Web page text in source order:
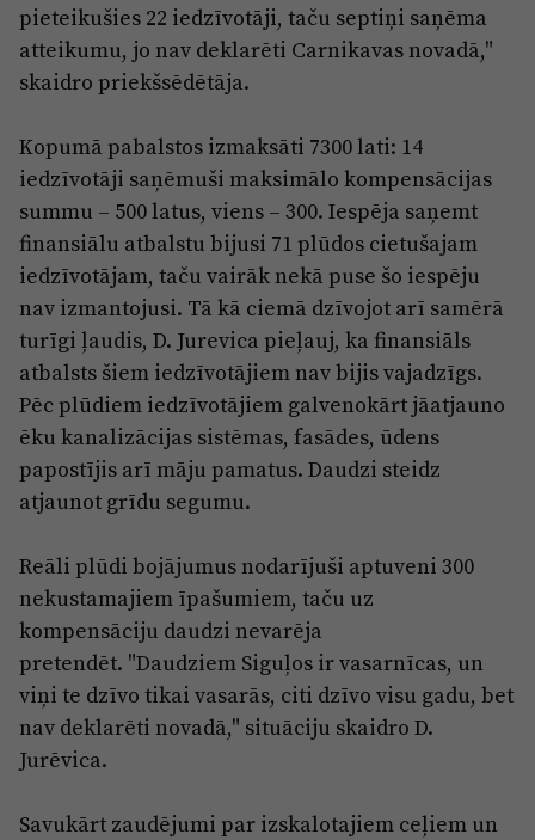
Pārredzamības paziņojumi
Sludinājumi
pieteikušies 22 iedzīvotāji, taču septiņi saņēma
atteikumu, jo nav deklarēti Carnikavas novadā,"
skaidro priekšsēdētāja.
Kopumā pabalstos izmaksāti 7300 lati: 14
iedzīvotāji saņēmuši maksimālo kompensācijas
summu – 500 latus, viens – 300. Iespēja saņemt
finansiālu atbalstu bijusi 71 plūdos cietušajam
iedzīvotājam, taču vairāk nekā puse šo iespēju
nav izmantojusi. Tā kā ciemā dzīvojot arī samērā
turīgi ļaudis, D. Jurevica pieļauj, ka finansiāls
atbalsts šiem iedzīvotājiem nav bijis vajadzīgs.
Pēc plūdiem iedzīvotājiem galvenokārt jāatjauno
ēku kanalizācijas sistēmas, fasādes, ūdens
papostījis arī māju pamatus. Daudzi steidz
atjaunot grīdu segumu.
Reāli plūdi bojājumus nodarījuši aptuveni 300
nekustamajiem īpašumiem, taču uz
kompensāciju daudzi nevarēja
pretendēt. "Daudziem Siguļos ir vasarnīcas, un
viņi te dzīvo tikai vasarās, citi dzīvo visu gadu, bet
nav deklarēti novadā," situāciju skaidro D.
Jurēvica.
Savukārt zaudējumi par izskalotajiem ceļiem un